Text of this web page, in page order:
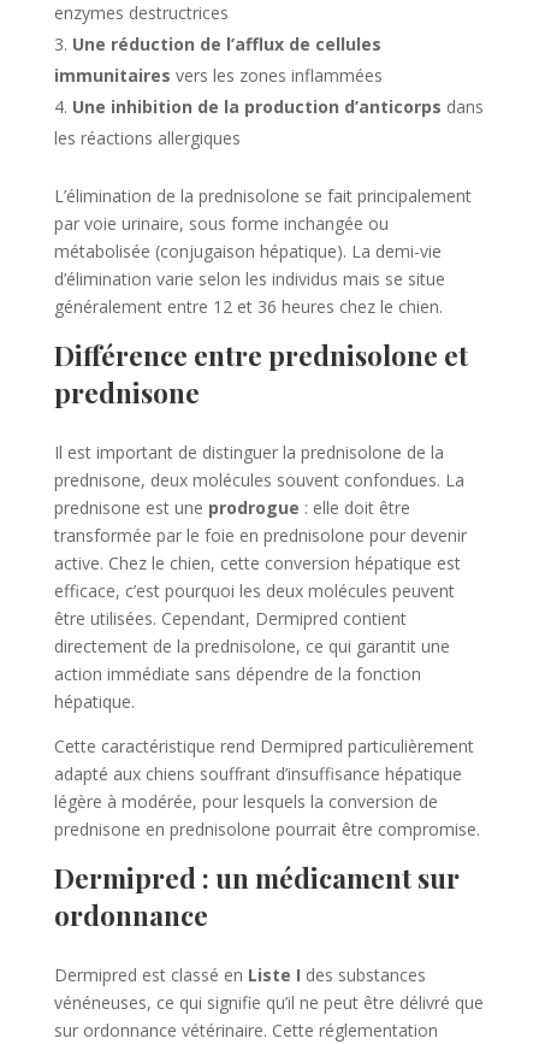
enzymes destructrices
Une réduction de l’afflux de cellules
immunitaires vers les zones inflammées
Une inhibition de la production d’anticorps dans
les réactions allergiques
L’élimination de la prednisolone se fait principalement
par voie urinaire, sous forme inchangée ou
métabolisée (conjugaison hépatique). La demi-vie
d’élimination varie selon les individus mais se situe
généralement entre 12 et 36 heures chez le chien.
Différence entre prednisolone et
prednisone
Il est important de distinguer la prednisolone de la
prednisone, deux molécules souvent confondues. La
prednisone est une prodrogue : elle doit être
transformée par le foie en prednisolone pour devenir
active. Chez le chien, cette conversion hépatique est
efficace, c’est pourquoi les deux molécules peuvent
être utilisées. Cependant, Dermipred contient
directement de la prednisolone, ce qui garantit une
action immédiate sans dépendre de la fonction
hépatique.
Cette caractéristique rend Dermipred particulièrement
adapté aux chiens souffrant d’insuffisance hépatique
légère à modérée, pour lesquels la conversion de
prednisone en prednisolone pourrait être compromise.
Dermipred : un médicament sur
ordonnance
Dermipred est classé en Liste I des substances
vénéneuses, ce qui signifie qu’il ne peut être délivré que
sur ordonnance vétérinaire. Cette réglementation